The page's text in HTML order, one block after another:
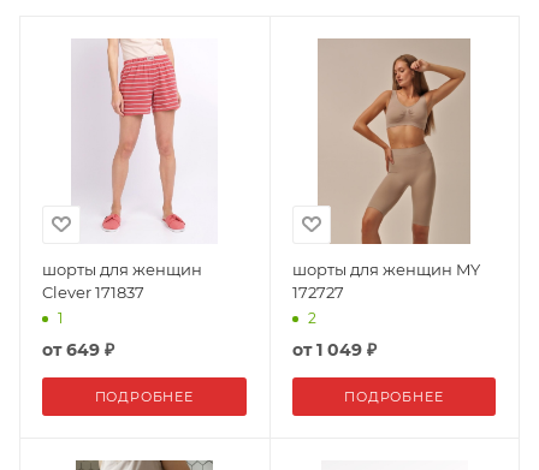
шорты для женщин
Clever 171837
1
от649 ₽
ПОДРОБНЕЕ
шорты для женщин MY
172727
2
от1 049 ₽
ПОДРОБНЕЕ